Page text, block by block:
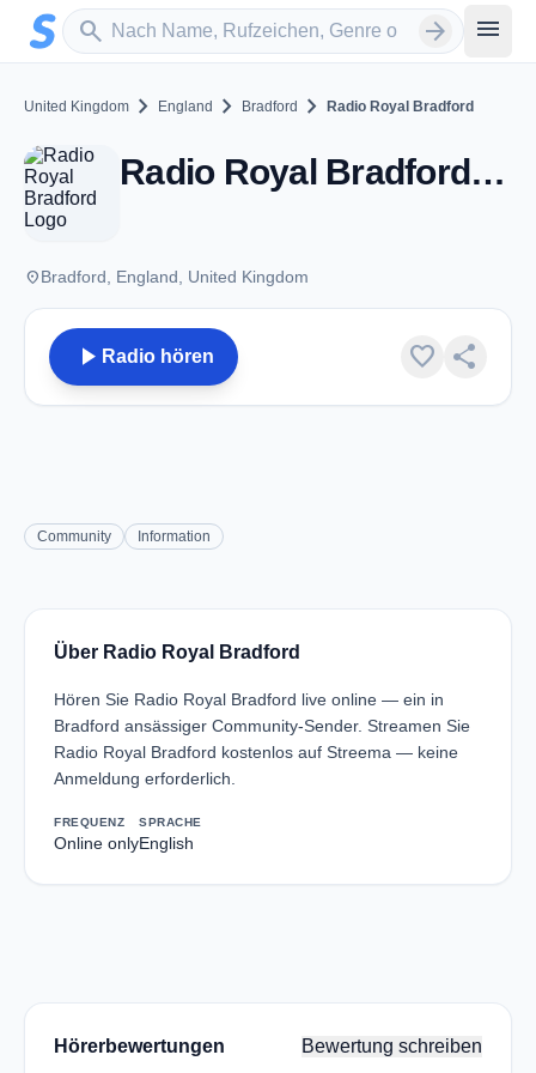
Zum Hauptinhalt springen
search
Sender suchen arrow_forward menu
United Kingdom chevron_right England chevron_right Bradford chevron_right Radio Royal Bradford
Radio Royal Bradford - Bradford
placeBradford, England, United Kingdom
play_arrow Radio hören favorite share
Community Information
Über Radio Royal Bradford
Hören Sie Radio Royal Bradford live online — ein in
Bradford ansässiger Community-Sender. Streamen Sie
Radio Royal Bradford kostenlos auf Streema — keine
Anmeldung erforderlich.
FREQUENZ
Online only
SPRACHE
English
Hörerbewertungen Bewertung schreiben